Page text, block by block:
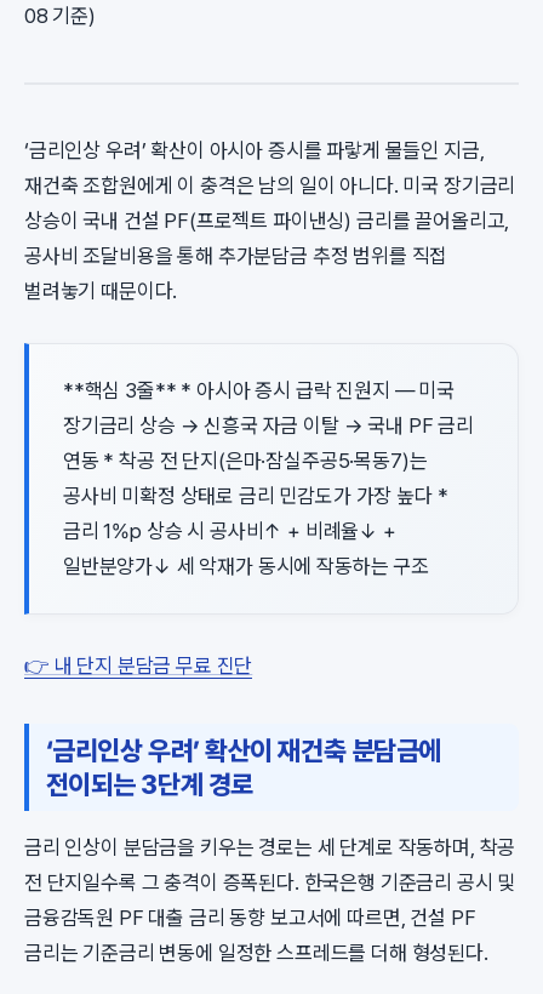
08 기준)
‘금리인상 우려’ 확산이 아시아 증시를 파랗게 물들인 지금,
재건축 조합원에게 이 충격은 남의 일이 아니다. 미국 장기금리
상승이 국내 건설 PF(프로젝트 파이낸싱) 금리를 끌어올리고,
공사비 조달비용을 통해 추가분담금 추정 범위를 직접
벌려놓기 때문이다.
**핵심 3줄** * 아시아 증시 급락 진원지 — 미국
장기금리 상승 → 신흥국 자금 이탈 → 국내 PF 금리
연동 * 착공 전 단지(은마·잠실주공5·목동7)는
공사비 미확정 상태로 금리 민감도가 가장 높다 *
금리 1%p 상승 시 공사비↑ + 비례율↓ +
일반분양가↓ 세 악재가 동시에 작동하는 구조
👉 내 단지 분담금 무료 진단
‘금리인상 우려’ 확산이 재건축 분담금에
전이되는 3단계 경로
금리 인상이 분담금을 키우는 경로는 세 단계로 작동하며, 착공
전 단지일수록 그 충격이 증폭된다. 한국은행 기준금리 공시 및
금융감독원 PF 대출 금리 동향 보고서에 따르면, 건설 PF
금리는 기준금리 변동에 일정한 스프레드를 더해 형성된다.